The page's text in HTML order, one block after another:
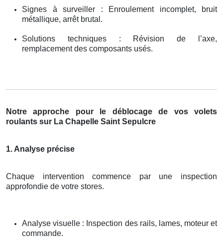
Signes à surveiller : Enroulement incomplet, bruit
métallique, arrêt brutal.
Solutions techniques : Révision de l’axe,
remplacement des composants usés.
Notre approche pour le déblocage de vos volets
roulants sur La Chapelle Saint Sepulcre
1. Analyse précise
Chaque intervention commence par une inspection
approfondie de votre stores.
Analyse visuelle : Inspection des rails, lames, moteur et
commande.